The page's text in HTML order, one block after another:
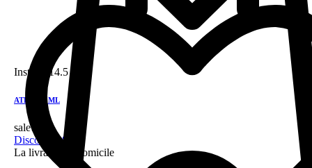
Instock 14.5 DH
ATRIX 60ML
sale!
Discount 28%
La livraison a domicile